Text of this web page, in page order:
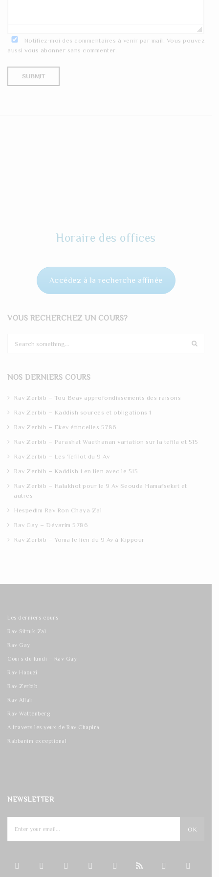
Notifiez-moi des commentaires à venir par mail. Vous pouvez
aussi vous abonner sans commenter.
Horaire des offices
Accédez à la recherche affinée
VOUS RECHERCHEZ UN COURS?
c
NOS DERNIERS COURS
Rav Zerbib – Tou Beav approfondissements des raisons
Rav Zerbib – Kaddish sources et obligations 1
Rav Zerbib – Ekev étincelles 5786
Rav Zerbib – Parashat Waethanan variation sur la tefila et 515
Rav Zerbib – Les Tefilot du 9 Av
Rav Zerbib – Kaddish 1 en lien avec le 515
Rav Zerbib – Halakhot pour le 9 Av Seouda Hamafseket et
autres
Hespedim Rav Ron Chaya Zal
Rav Gay – Dévarim 5786
Rav Zerbib – Yoma le lien du 9 Av à Kippour
Les derniers cours
Rav Sitruk Zal
Rav Gay
Cours du lundi – Rav Gay
Rav Haouzi
Rav Zerbib
Rav Allali
Rav Wattenberg
A travers les yeux de Rav Chapira
Rabbanim exceptional
NEWSLETTER
OK